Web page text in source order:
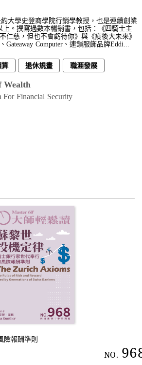
大學史登商學院行銷學教授，也是連續創業
上。撰寫過數本暢銷書，包括：《四騎士主
仁慈，但也不會虧待你》與《疫後大未來》
Gateaway Computer、連鎖服飾品牌Eddi...
算 退休規畫 職涯發展
Wealth
For Financial Security
險報酬準則
NO.